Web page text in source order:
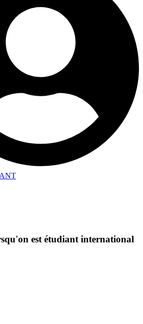
est étudiant international